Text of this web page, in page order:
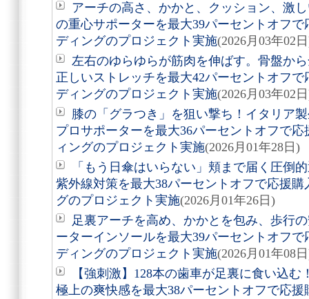
アーチの高さ、かかと、クッション、激
の重心サポーターを最大39パーセントオフ
ディングのプロジェクト実施(2026月03年02
左右のゆらゆらが筋肉を伸ばす。骨盤か
正しいストレッチを最大42パーセントオフ
ディングのプロジェクト実施(2026月03年02
膝の「グラつき」を狙い撃ち！イタリア
プロサポーターを最大36パーセントオフで
ィングのプロジェクト実施(2026月01年28日)
「もう日傘はいらない」頬まで届く圧倒
紫外線対策を最大38パーセントオフで応援
グのプロジェクト実施(2026月01年26日)
足裏アーチを高め、かかとを包み、歩行
ーターインソールを最大39パーセントオフ
ディングのプロジェクト実施(2026月01年08
【強刺激】128本の歯車が足裏に食い込
極上の爽快感を最大38パーセントオフで応